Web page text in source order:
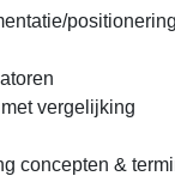
vergelijking
concepten &